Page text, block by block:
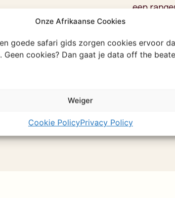
Onze Afrikaanse Cookies
goede safari gids zorgen cookies ervoor
cookies? Dan gaat je data off the
Weiger
Cookie PolicyPrivacy Policy
een
als ze
.
hoe